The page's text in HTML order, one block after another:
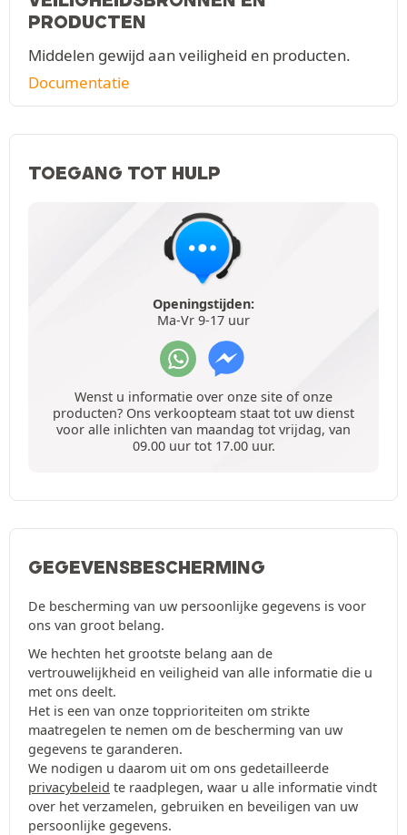
PRODUCTEN
Middelen gewijd aan veiligheid en producten.
Documentatie
TOEGANG TOT HULP
Openingstijden:
Ma-Vr 9-17 uur
Wenst u informatie over onze site of onze
producten? Ons verkoopteam staat tot uw dienst
voor alle inlichten van maandag tot vrijdag, van
09.00 uur tot 17.00 uur.
GEGEVENSBESCHERMING
De bescherming van uw persoonlijke gegevens is voor
ons van groot belang.
We hechten het grootste belang aan de
vertrouwelijkheid en veiligheid van alle informatie die u
met ons deelt.
Het is een van onze topprioriteiten om strikte
maatregelen te nemen om de bescherming van uw
gegevens te garanderen.
We nodigen u daarom uit om ons gedetailleerde
privacybeleid te raadplegen, waar u alle informatie vindt
over het verzamelen, gebruiken en beveiligen van uw
persoonlijke gegevens.